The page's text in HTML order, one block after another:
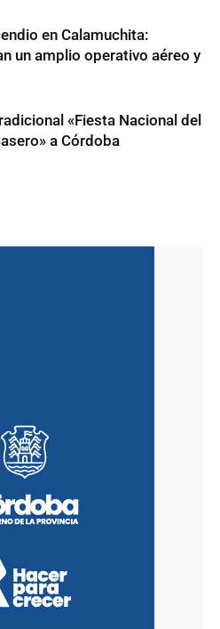
en Calamuchita:
un amplio operativo aéreo y
«Fiesta Nacional del
a Córdoba